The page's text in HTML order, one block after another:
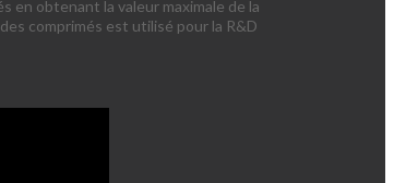
en obtenant la valeur maximale de la
comprimés est utilisé pour la R&D